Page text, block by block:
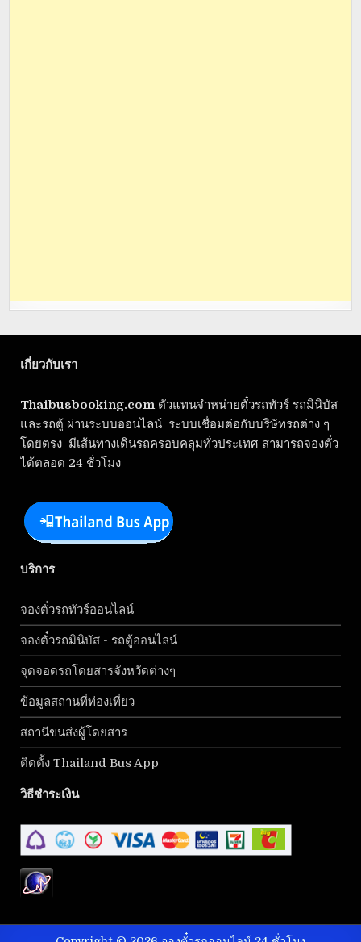
เกี่ยวกับเรา
Thaibusbooking.com ตัวแทนจำหน่ายตั๋วรถทัวร์ รถมินิบัส
และรถตู้ ผ่านระบบออนไลน์ ระบบเชื่อมต่อกับบริษัทรถต่าง ๆ
โดยตรง มีเส้นทางเดินรถครอบคลุมทั่วประเทศ สามารถจองตั๋ว
ได้ตลอด 24 ชั่วโมง
บริการ
จองตั๋วรถทัวร์ออนไลน์
จองตั๋วรถมินิบัส - รถตู้ออนไลน์
จุดจอดรถโดยสารจังหวัดต่างๆ
ข้อมูลสถานที่ท่องเที่ยว
สถานีขนส่งผู้โดยสาร
ติดตั้ง Thailand Bus App
วิธีชำระเงิน